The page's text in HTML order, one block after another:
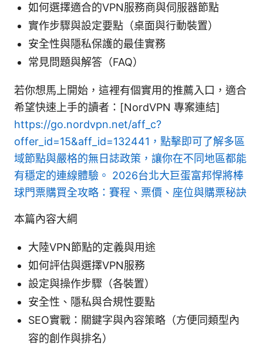
如何選擇適合的VPN服務商與伺服器節點
實作步驟與設定要點（桌面與行動裝置）
安全性與隱私保護的最佳實務
常見問題與解答（FAQ）
若你想馬上開始，這裡有個實用的推薦入口，適合
希望快速上手的讀者：[NordVPN 專案連結]
https://go.nordvpn.net/aff_c?
offer_id=15&aff_id=132441，點擊即可了解多區
域節點與嚴格的無日誌政策，讓你在不同地區都能
有穩定的連線體驗。 2026台北大巨蛋富邦悍將棒
球門票購買全攻略：賽程、票價、座位與購票秘訣
本篇內容大綱
大陸VPN節點的定義與用途
如何評估與選擇VPN服務
設定與操作步驟（各裝置）
安全性、隱私與合規性要點
SEO實戰：關鍵字與內容策略（方便同類型內
容的創作與排名）